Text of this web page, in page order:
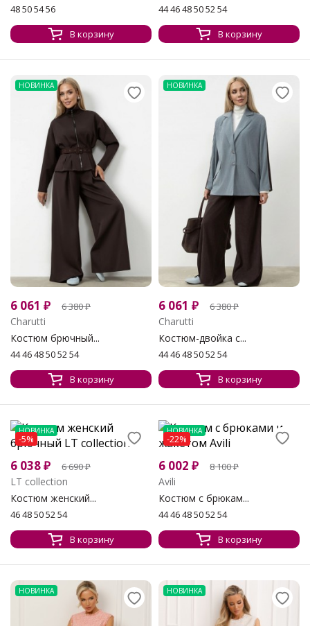
48 50 54 56
В корзину
44 46 48 50 52 54
В корзину
НОВИНКА
6 061 ₽ 6 380₽
Charutti
Костюм брючный...
44 46 48 50 52 54
В корзину
НОВИНКА
6 061 ₽ 6 380₽
Charutti
Костюм-двойка с...
44 46 48 50 52 54
В корзину
НОВИНКА
-5%
6 038₽ 6 690₽
LT collection
Костюм женский...
46 48 50 52 54
В корзину
НОВИНКА
-22%
6 002 ₽ 8 100₽
Avili
Костюм с брюкам...
44 46 48 50 52 54
В корзину
НОВИНКА НОВИНКА